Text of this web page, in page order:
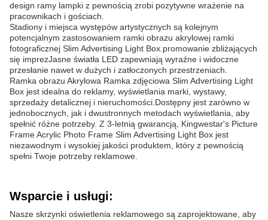
design ramy lampki z pewnością zrobi pozytywne wrażenie na
pracownikach i gościach.
Stadiony i miejsca występów artystycznych są kolejnym
potencjalnym zastosowaniem ramki obrazu akrylowej ramki
fotograficznej Slim Advertising Light Box.promowanie zbliżających
się imprezJasne światła LED zapewniają wyraźne i widoczne
przesłanie nawet w dużych i zatłoczonych przestrzeniach.
Ramka obrazu Akrylowa Ramka zdjęciowa Slim Advertising Light
Box jest idealna do reklamy, wyświetlania marki, wystawy,
sprzedaży detalicznej i nieruchomości.Dostępny jest zarówno w
jednobocznych, jak i dwustronnych metodach wyświetlania, aby
spełnić różne potrzeby. Z 3-letnią gwarancją, Kingwestar's Picture
Frame Acrylic Photo Frame Slim Advertising Light Box jest
niezawodnym i wysokiej jakości produktem, który z pewnością
spełni Twoje potrzeby reklamowe.
Wsparcie i usługi:
Nasze skrzynki oświetlenia reklamowego są zaprojektowane, aby